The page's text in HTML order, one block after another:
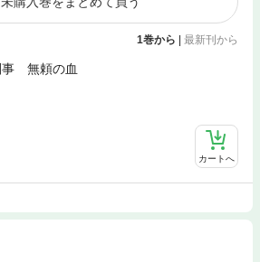
1巻から | 最新刊から
事 無頼の血
カートへ